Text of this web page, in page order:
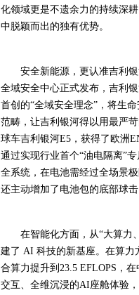
化领域更是不遗余力的持续深
中脱颖而出的独有优势。
安全新能源，更认准吉利
全域安全中心正式发布，吉利
首创的“全域安全理念”，将生
范畴，让吉利银河得以用最严
球车吉利银河E5，获得了欧洲
通过实现行业首个“油电隔离”
全系统，在电池需经过全场景
还主动增加了电池包的底部球
在智能化方面，从“大算力
建了 AI 科技的新基座。在算力
合算力提升到23.5 EFLOPS，
交互、全维沉浸的AI座舱体验